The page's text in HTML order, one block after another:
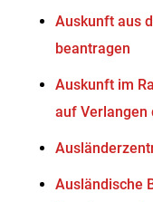
Auskunft aus
beantragen
Auskunft im
auf Verlangen
Ausländische